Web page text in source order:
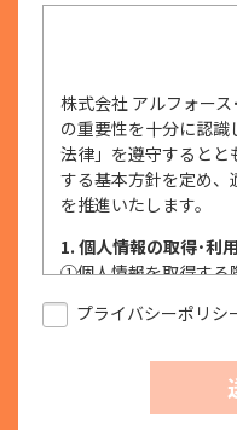
株式会社 アルフォー
の重要性を十分に認
法律」を遵守すると
する基本方針を定め
を推進いたします。
1. 個人情報の取得･利
①個人情報を取得す
て適法かつ公正な手
個人情報を利用す
は公表した利用目
プライバシーポリシ